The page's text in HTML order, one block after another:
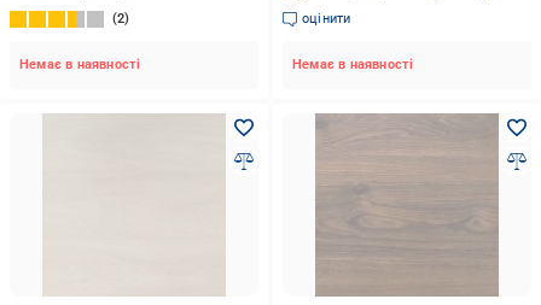
2
Немає в наявності
оцінити
Немає в наявності